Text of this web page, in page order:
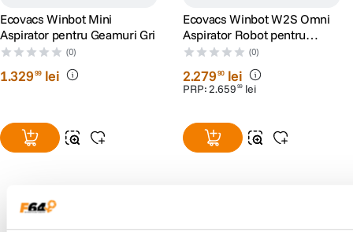
Ecovacs Winbot Mini
Aspirator pentru Geamuri Gri
(0)
1.32999 lei
Ecovacs Winbot W2S Omni
Aspirator Robot pentru
Geamuri
(0)
2.27990 lei
PRP:2.659 99 lei